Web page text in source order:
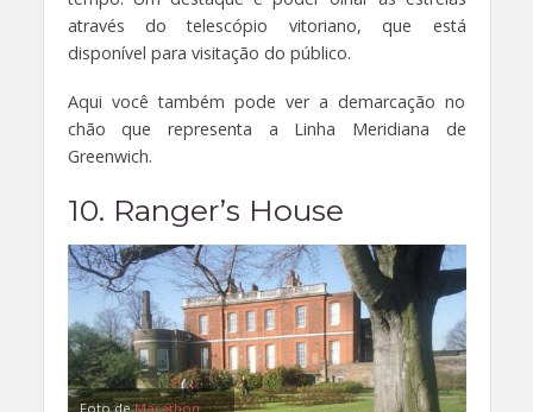
através do telescópio vitoriano, que está
disponível para visitação do público.
Aqui você também pode ver a demarcação no
chão que representa a Linha Meridiana de
Greenwich.
10. Ranger’s House
Foto deMarathon